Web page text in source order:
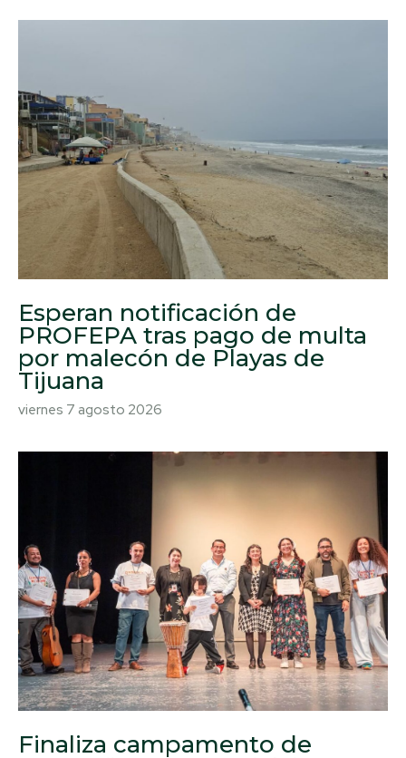
Esperan notificación de
PROFEPA tras pago de multa
por malecón de Playas de
Tijuana
viernes 7 agosto 2026
Finaliza campamento de